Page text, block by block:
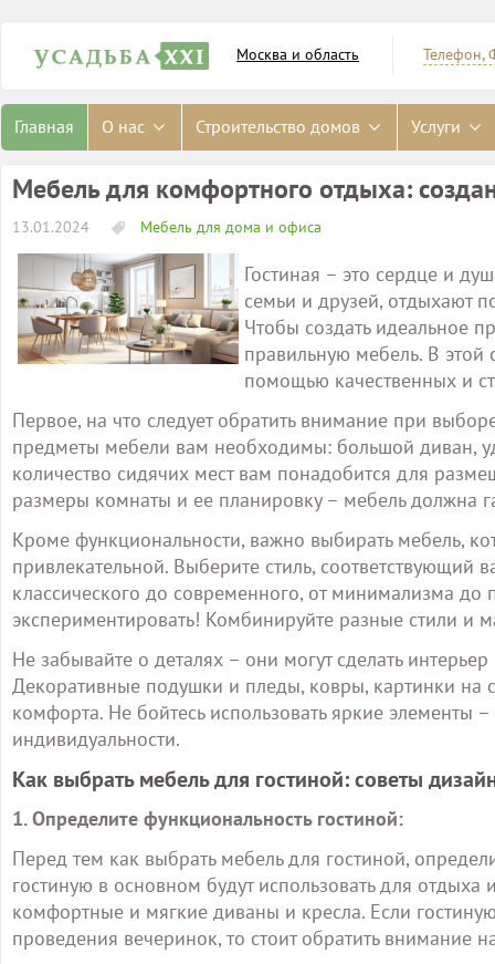
Телефон,
Москва и область
Главная О нас Строительство домов Услуги
Мебель для комфортного отдыха:
13.01.2024 Мебель для дома и офиса
Гостиная – это сердце и
семьи и друзей, отдыхают
Чтобы создать идеальное
правильную мебель. В этой
помощью качественных и
Первое, на что следует обратить внимание при
предметы мебели вам необходимы: большой диван,
количество сидячих мест вам понадобится для
размеры комнаты и ее планировку – мебель должна
Кроме функциональности, важно выбирать мебель,
привлекательной. Выберите стиль,
классического до современного, от минимализма до
экспериментировать! Комбинируйте разные стили и
Не забывайте о деталях – они могут сделать
Декоративные подушки и пледы, ковры, картинки на
комфорта. Не бойтесь использовать яркие элементы
индивидуальности.
Как выбрать мебель для гостиной: советы
1. Определите функциональность гостиной:
Перед тем как выбрать мебель для гостиной,
гостиную в основном будут использовать для
комфортные и мягкие диваны и кресла. Если
проведения вечеринок, то стоит обратить внимание